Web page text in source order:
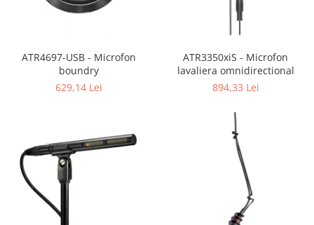
ATR4697-USB - Microfon
boundry
629,14 Lei
ATR3350xiS - Microfon
lavaliera omnidirectional
894,33 Lei